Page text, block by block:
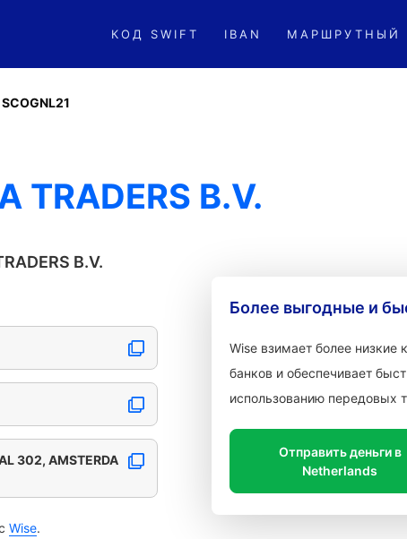
КОД SWIFT IBAN МАРШРУТНЫЙ
SCOGNL21
TRADERS B.V.
B.V.
302, AMSTERDA
Wise.
Более выгодные и
Wise взимает более
банков и обеспечивает
использованию передовых
Отправить деньги в
Netherlands